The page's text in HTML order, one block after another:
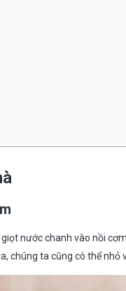
nước chanh vào nồi
chúng ta cũng có thể nhỏ